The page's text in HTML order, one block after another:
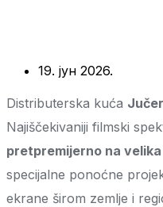
19. јун 2026.
Distributerska kuća
Najiščekivaniji filmski
pretpremijerno na
specijalne ponoćne
ekrane širom zemlje i